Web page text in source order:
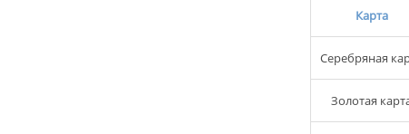
Карта
Серебряная
Золотая